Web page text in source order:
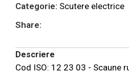
Categorie: Scutere electrice
Share:
Descriere
Cod ISO: 12 23 03 - Scaune